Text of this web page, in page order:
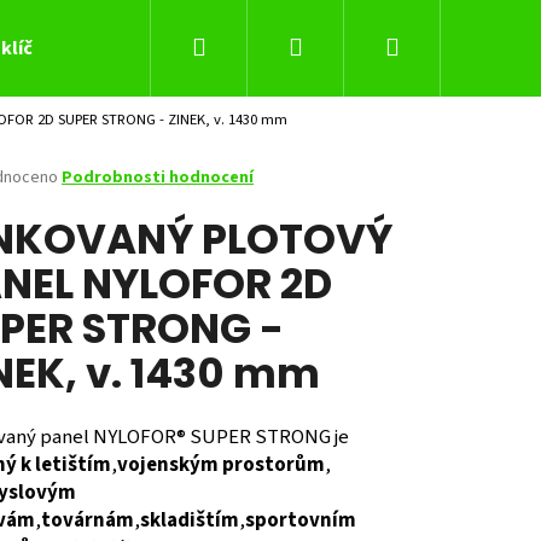
Hledat PřihlášeníNákupní
2D SUPER STRONG - ZINEK, v. 1430 mm
Podrobnosti hodnocení
PLOTOVÝ
NYLOFOR 2D
STRONG -
v. 1430 mm
panel NYLOFOR® SUPER STRONG je
k letištím,vojenským prostorům,
,továrnám,skladištím,sportovním
Následující